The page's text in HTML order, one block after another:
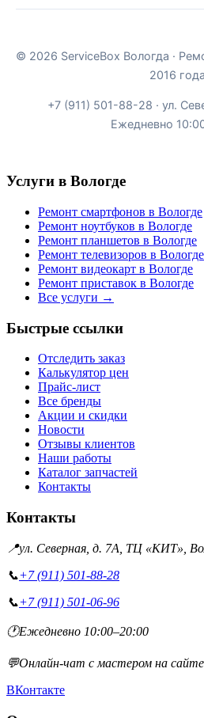
© 2026 ServiceBox Вологда ·
2016 года
+7 (911) 501-88-28 · ул.
Ежедневно
Услуги в Вологде
Ремонт смартфонов в Вологде
Ремонт ноутбуков в Вологде
Ремонт планшетов в Вологде
Ремонт телевизоров в Вологде
Ремонт видеокарт в Вологде
Ремонт приставок в Вологде
Все услуги →
Быстрые ссылки
Отследить заказ
Калькулятор цен
Прайс-лист
Все бренды
Акции и скидки
Новости
Отзывы клиентов
Наши работы
Каталог запчастей
Контакты
Контакты
📍ул. Северная, д. 7А, ТЦ «КИТ»,
📞+7 (911) 501-88-28
📞+7 (911) 501-06-96
🕐Ежедневно 10:00–20:00
💬Онлайн-чат с мастером на сайте
ВКонтакте